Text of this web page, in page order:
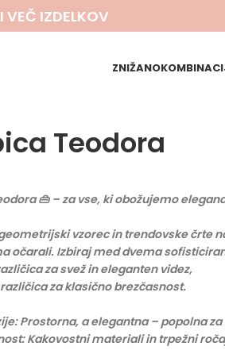
VEČ IZDELKOV
ZNIŽANO
Teodora
👜 – za vse, ki obožujemo
vzorec in trendovske črte
očarali. Izbiraj med dvema
za svež in eleganten videz,
za klasično brezčasnost.
Prostorna, a elegantna – popolna
Kakovostni materiali in trpežni